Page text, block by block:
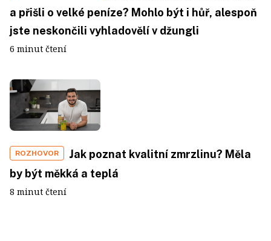
a přišli o velké peníze? Mohlo být i hůř, alespoň
jste neskončili vyhladovělí v džungli
6 minut čtení
ROZHOVOR
Jak poznat kvalitní zmrzlinu? Měla
by být měkká a teplá
8 minut čtení